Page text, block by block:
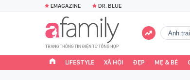
EMAGAZINE DR. BLUE
Anh
LIFESTYLE XÃ HỘI ĐẸP MẸ & BÉ